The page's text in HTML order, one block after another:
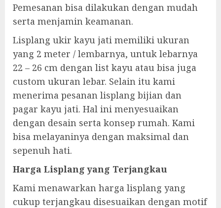
Pemesanan bisa dilakukan dengan mudah
serta menjamin keamanan.
Lisplang ukir kayu jati memiliki ukuran
yang 2 meter / lembarnya, untuk lebarnya
22 – 26 cm dengan list kayu atau bisa juga
custom ukuran lebar. Selain itu kami
menerima pesanan lisplang bijian dan
pagar kayu jati. Hal ini menyesuaikan
dengan desain serta konsep rumah. Kami
bisa melayaninya dengan maksimal dan
sepenuh hati.
Harga Lisplang yang Terjangkau
Kami menawarkan harga lisplang yang
cukup terjangkau disesuaikan dengan motif